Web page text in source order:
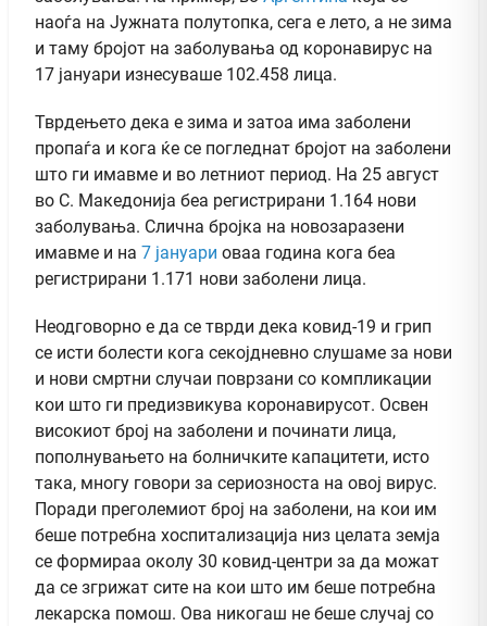
наоѓа на Јужната полутопка, сега е лето, а не зима
и таму бројот на заболувања од коронавирус на
17 јануари изнесуваше 102.458 лица.
Тврдењето дека е зима и затоа има заболени
пропаѓа и кога ќе се погледнат бројот на заболени
што ги имавме и во летниот период. На 25 август
во С. Македонија беа регистрирани 1.164 нови
заболувања. Слична бројка на новозаразени
имавме и на 7 јануари оваа година кога беа
регистрирани 1.171 нови заболени лица.
Неодговорно е да се тврди дека ковид-19 и грип
се исти болести кога секојдневно слушаме за нови
и нови смртни случаи поврзани со компликации
кои што ги предизвикува коронавирусот. Освен
високиот број на заболени и починати лица,
пополнувањето на болничките капацитети, исто
така, многу говори за сериозноста на овој вирус.
Поради преголемиот број на заболени, на кои им
беше потребна хоспитализација низ целата земја
се формираа околу 30 ковид-центри за да можат
да се згрижат сите на кои што им беше потребна
лекарска помош. Ова никогаш не беше случај со